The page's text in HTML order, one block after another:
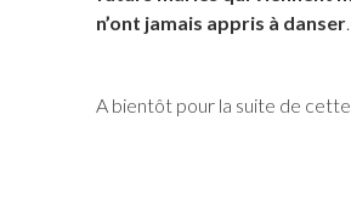
n’ont jamais appris à danser.
A bientôt pour la suite de